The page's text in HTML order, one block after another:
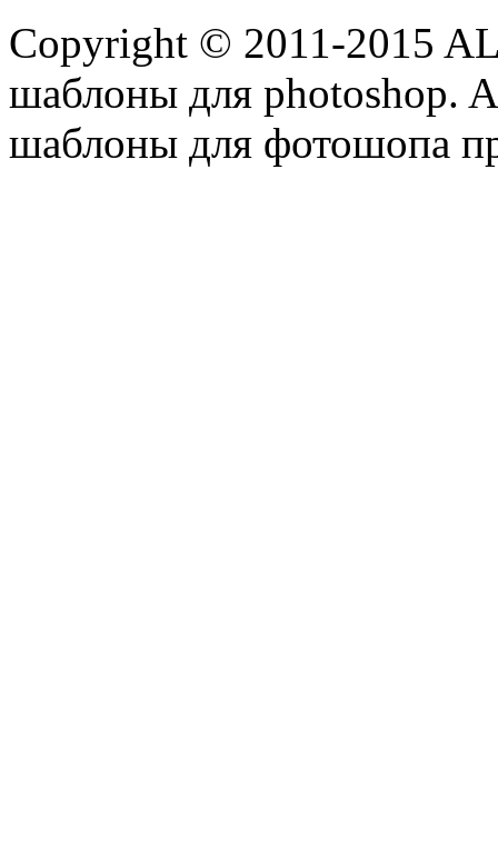
Copyright © 2011-2015
шаблоны для photoshop.
шаблоны для фотошопа